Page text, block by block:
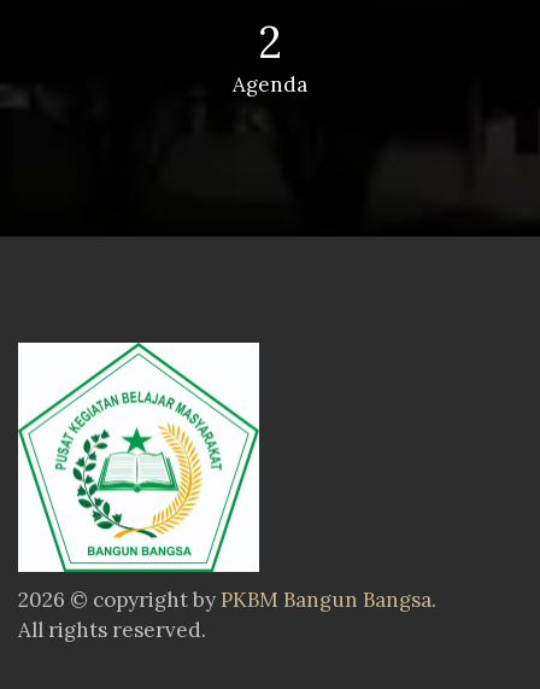
2
Agenda
2026 © copyright by PKBM Bangun Bangsa.
All rights reserved.